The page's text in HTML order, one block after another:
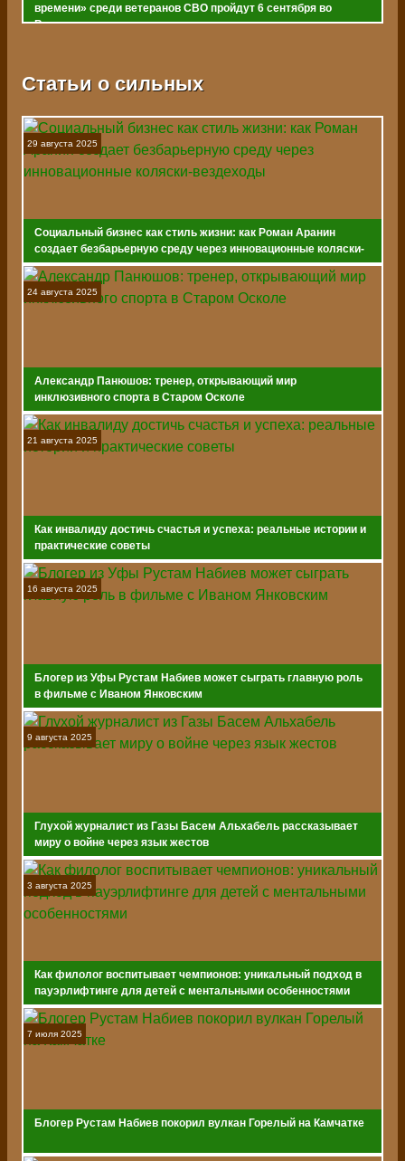
времени» среди ветеранов СВО пройдут 6 сентября во
Владивостоке
Статьи о сильных
29 августа 2025
Социальный бизнес как стиль жизни: как Роман Аранин
создает безбарьерную среду через инновационные коляски-
вездеходы
24 августа 2025
Александр Панюшов: тренер, открывающий мир
инклюзивного спорта в Старом Осколе
21 августа 2025
Как инвалиду достичь счастья и успеха: реальные истории и
практические советы
16 августа 2025
Блогер из Уфы Рустам Набиев может сыграть главную роль
в фильме с Иваном Янковским
9 августа 2025
Глухой журналист из Газы Басем Альхабель рассказывает
миру о войне через язык жестов
3 августа 2025
Как филолог воспитывает чемпионов: уникальный подход в
пауэрлифтинге для детей с ментальными особенностями
7 июля 2025
Блогер Рустам Набиев покорил вулкан Горелый на Камчатке